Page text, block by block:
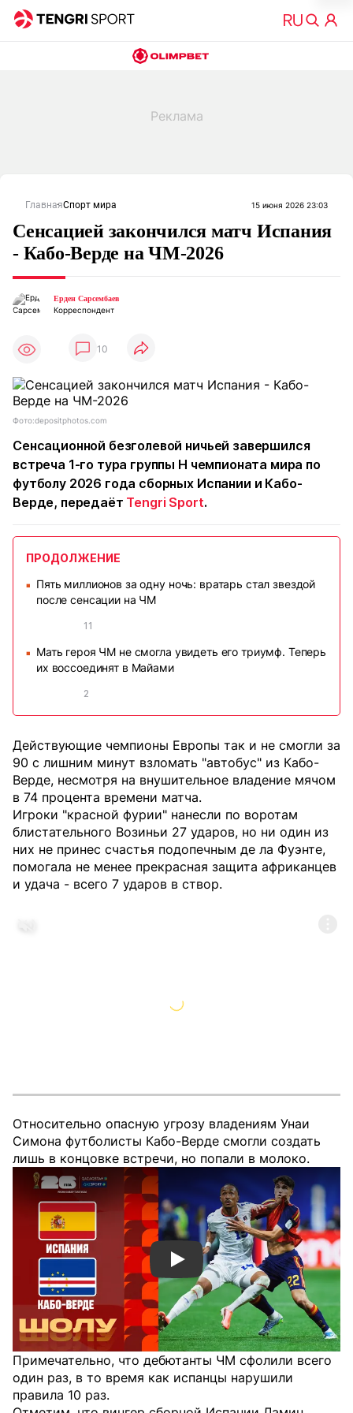
ГлавнаяСпорт мира 15 июня 2026 23:03
Сенсацией закончился матч Испания
- Кабо-Верде на ЧМ-2026
Ерден Сарсембаев
Корреспондент
10
Фото:depositphotos.com
Сенсационной безголевой ничьей завершился
встреча 1-го тура группы H чемпионата мира по
футболу 2026 года сборных Испании и Кабо-
Верде, передаёт Tengri Sport.
ПРОДОЛЖЕНИЕ
■
Пять миллионов за одну ночь: вратарь стал звездой
после сенсации на ЧМ
11
■
Мать героя ЧМ не смогла увидеть его триумф. Теперь
их воссоединят в Майами
2
Действующие чемпионы Европы так и не смогли за
90 с лишним минут взломать "автобус" из Кабо-
Верде, несмотря на внушительное владение мячом
в 74 процента времени матча.
Игроки "красной фурии" нанесли по воротам
блистательного Возиньи 27 ударов, но ни один из
них не принес счастья подопечным де ла Фуэнте,
помогала не менее прекрасная защита африканцев
и удача - всего 7 ударов в створ.
Относительно опасную угрозу владениям Унаи
Симона футболисты Кабо-Верде смогли создать
лишь в концовке встречи, но попали в молоко.
Смотреть видео YouTube
Примечательно, что дебютанты ЧМ сфолили всего
один раз, в то время как испанцы нарушили
правила 10 раз.